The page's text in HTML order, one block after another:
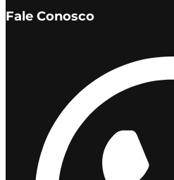
Fale Conosco